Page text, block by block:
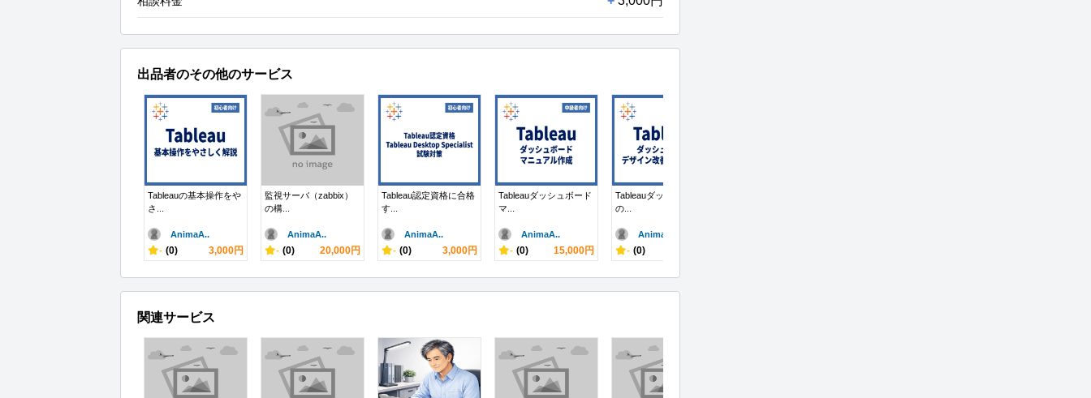
出品者のその他のサービス
Tableauの基本操作をや
さ...
AnimaA..
- (0) 3,000円
監視サーバ（zabbix）
の構...
AnimaA..
- (0) 20,000円
Tableau認定資格に合格
す...
AnimaA..
- (0) 3,000円
Tableauダッシュボード
マ...
AnimaA..
- (0) 15,000円
Tableauダッシュボード
の...
AnimaA..
- (0)
関連サービス